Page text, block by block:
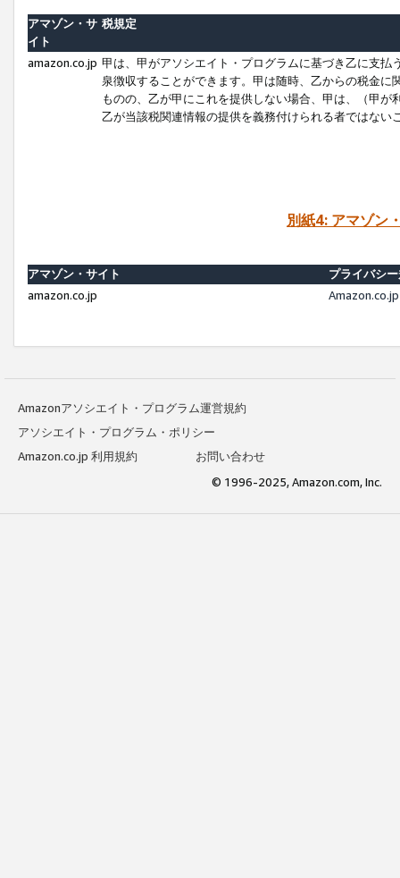
アマゾン・サ
イト
税規定
amazon.co.jp 甲は、甲がアソシエイト・プログラムに基づき乙に支
泉徴収することができます。甲は随時、乙からの税金
ものの、乙が甲にこれを提供しない場合、甲は、（甲
乙が当該税関連情報の提供を義務付けられる者ではな
別紙4: アマゾン
アマゾン・サイト
プライバシ
amazon.co.jp
Amazonアソシエイト・プログラム運営規約
アソシエイト・プログラム・ポリシー
Amazon.co.jp 利用規約
お問い合わせ
© 1996-2025, Amazon.com, Inc.